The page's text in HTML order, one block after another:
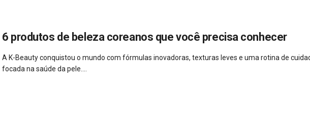
6 produtos de beleza coreanos que você precisa conhecer
A K-Beauty conquistou o mundo com fórmulas inovadoras, texturas leves e uma rotina de
focada na saúde da pele....